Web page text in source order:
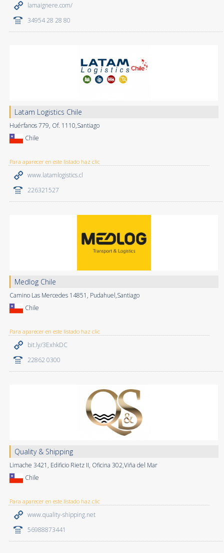
lamaignere.com/
34954 28 28 80
Latam Logistics Chile
Huérfanos 779, Of. 1110,Santiago
Chile
Para aparecer en este listado haz clic
www.latamlogistics.cl
226321527
Medlog Chile
Camino Las Mercedes 14851, Pudahuel,Santiago
Chile
Para aparecer en este listado haz clic
bit.ly/3ExhkDC
22862 0300
Quality & Shipping
Limache 3421, Edificio Rietz II, Oficina 302,Viña del Mar
Chile
Para aparecer en este listado haz clic
www.quality-shipping.net
56988873441